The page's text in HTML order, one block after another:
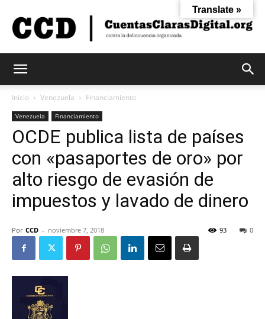
Claras
Digital
Inicio Venezuela Financiamiento
Venezuela Financiamiento
OCDE publica lista de países
con «pasaportes de oro» por
alto riesgo de evasión de
impuestos y lavado de dinero
Por CCD - noviembre 7, 2018 0
93
Translate »